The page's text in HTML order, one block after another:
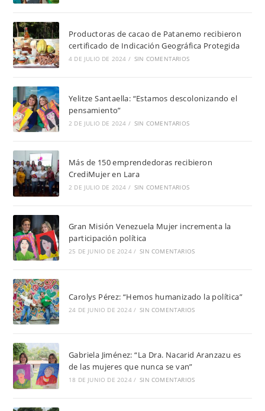
Productoras de cacao de Patanemo recibieron
certificado de Indicación Geográfica Protegida
4 DE JULIO DE 2024 / SIN COMENTARIOS
Yelitze Santaella: “Estamos descolonizando el
pensamiento”
2 DE JULIO DE 2024 / SIN COMENTARIOS
Más de 150 emprendedoras recibieron
CrediMujer en Lara
2 DE JULIO DE 2024 / SIN COMENTARIOS
Gran Misión Venezuela Mujer incrementa la
participación política
25 DE JUNIO DE 2024 / SIN COMENTARIOS
Carolys Pérez: “Hemos humanizado la política”
24 DE JUNIO DE 2024 / SIN COMENTARIOS
Gabriela Jiménez: “La Dra. Nacarid Aranzazu es
de las mujeres que nunca se van”
18 DE JUNIO DE 2024 / SIN COMENTARIOS